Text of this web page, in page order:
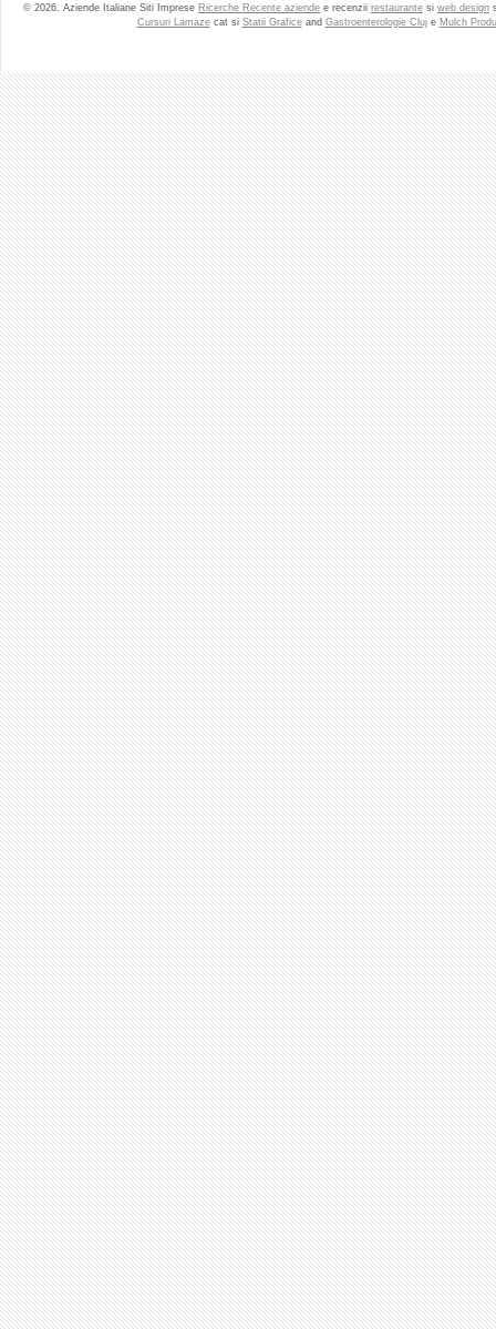
© 2026. Aziende Italiane Siti Imprese Ricerche Recente aziende e recenzii restaurante si web design
Cursuri Lamazecat si Statii Graficeand Gastroenterologie Cluje Mulch